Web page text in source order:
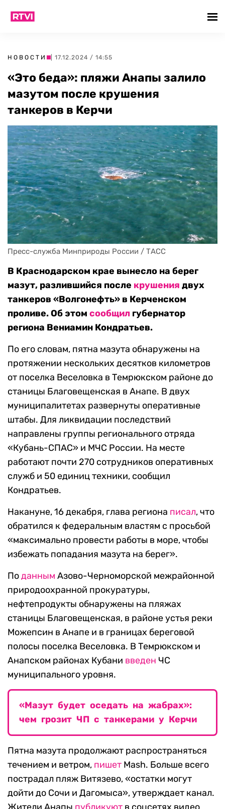
НОВОСТИ | 17.12.2024 / 14:55
«Это беда»: пляжи Анапы залило
мазутом после крушения
танкеров в Керчи
Пресс-служба Минприроды России / ТАСС
В Краснодарском крае вынесло на берег
мазут, разлившийся после крушения двух
танкеров «Волгонефть» в Керченском
проливе. Об этом сообщил губернатор
региона Вениамин Кондратьев.
По его словам, пятна мазута обнаружены на
протяжении нескольких десятков километров
от поселка Веселовка в Темрюкском районе до
станицы Благовещенская в Анапе. В двух
муниципалитетах развернуты оперативные
штабы. Для ликвидации последствий
направлены группы регионального отряда
«Кубань-СПАС» и МЧС России. На месте
работают почти 270 сотрудников оперативных
служб и 50 единиц техники, сообщил
Кондратьев.
Накануне, 16 декабря, глава региона писал, что
обратился к федеральным властям с просьбой
«максимально провести работы в море, чтобы
избежать попадания мазута на берег».
Поданным Азово-Черноморской межрайонной
природоохранной прокуратуры,
нефтепродукты обнаружены на пляжах
станицы Благовещенская, в районе устья реки
Можепсин в Анапе и в границах береговой
полосы поселка Веселовка. В Темрюкском и
Анапском районах Кубани введен ЧС
муниципального уровня.
«Мазут будет оседать на жабрах»:
чем грозит ЧП с танкерами у Керчи
Пятна мазута продолжают распространяться
течением и ветром, пишет Mash. Больше всего
пострадал пляж Витязево, «остатки могут
дойти до Сочи и Дагомыса», утверждает канал.